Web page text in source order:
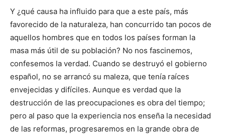
Y ¿qué causa ha influido para que a este país, más
favorecido de la naturaleza, han concurrido tan pocos de
aquellos hombres que en todos los países forman la
masa más útil de su población? No nos fascinemos,
confesemos la verdad. Cuando se destruyó el gobierno
español, no se arrancó su maleza, que tenía raíces
envejecidas y difíciles. Aunque es verdad que la
destrucción de las preocupaciones es obra del tiempo;
pero al paso que la experiencia nos enseña la necesidad
de las reformas, progresaremos en la grande obra de